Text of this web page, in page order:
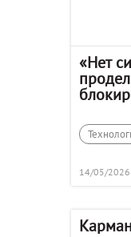
«Нет
14/05/2026